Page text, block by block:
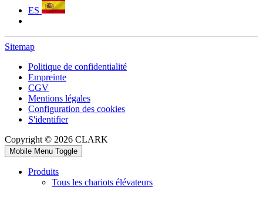
ES
Sitemap
Politique de confidentialité
Empreinte
CGV
Mentions légales
Configuration des cookies
S'identifier
Copyright © 2026 CLARK
Mobile Menu Toggle
Produits
Tous les chariots élévateurs